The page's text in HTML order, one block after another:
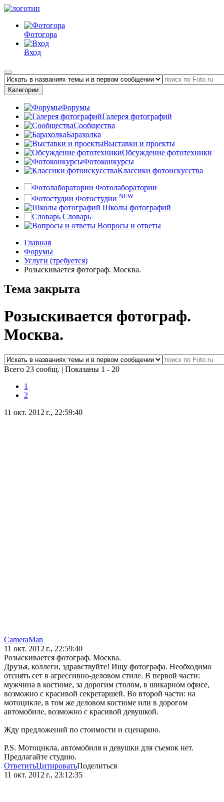
Фотогора
Вход
Категории
Форумы
Галерея фотографий
Сообщества
Барахолка
Выставки и проекты
Обсуждение фототехники
Фотоконкурсы
Классики фотоискусства
Фотолаборатории
Фотостудии NEW
Школы фотографий
Словарь
Вопросы и ответы
Главная
Форумы
Услуги (требуется)
Розыскивается фотограф. Москва.
Тема закрыта
Розыскивается фотограф.
Москва.
Всего 23 сообщ. | Показаны 1 - 20
1
2
11 окт. 2012 г., 22:59:40
CameraMan
11 окт. 2012 г., 22:59:40
Розыскивается фотограф. Москва.
Друзья, коллеги, здравствуйте! Ищу фотографа. Необходимо
отснять сет в агрессивно-деловом стиле. В первой части:
мужчина в костюме, за дорогим столом, в шикарном офисе,
возможно с красивой секретаршей. Во второй части: на
мотоцикле, в том же деловом костюме или в дорогом
автомобиле, возможно с красивой девушкой.
Жду предложений по стоимости и сценарию.
P.S. Мотоцикла, автомобиля и девушки для съемок нет.
Предлагайте студию.
ОтветитьЦитироватьПоделиться
11 окт. 2012 г., 23:12:35